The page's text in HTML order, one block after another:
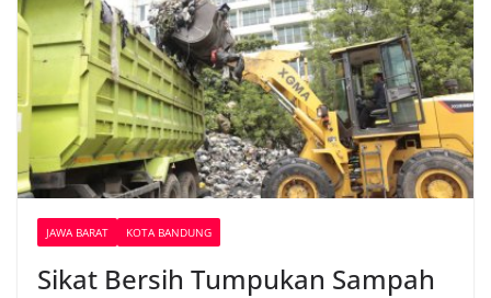
JAWA BARAT KOTA BANDUNG
Sikat Bersih Tumpukan Sampah